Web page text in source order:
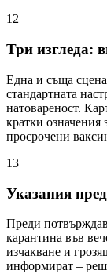
12
Три изгледа:
Една и съща
стандартната
натовареност.
кратки означения
просрочени
13
Указания
Преди
карантина във
изчакване и
информират –